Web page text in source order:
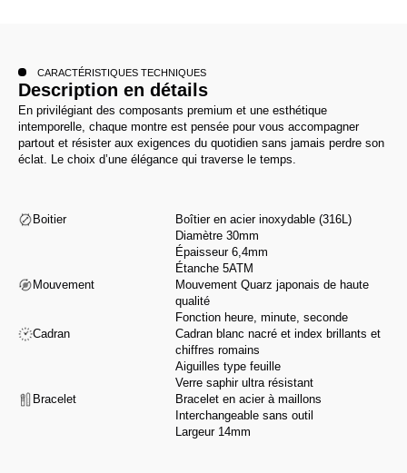
CARACTÉRISTIQUES TECHNIQUES
Description en détails
En privilégiant des composants premium et une esthétique
intemporelle, chaque montre est pensée pour vous accompagner
partout et résister aux exigences du quotidien sans jamais perdre son
éclat. Le choix d’une élégance qui traverse le temps.
Boitier
Boîtier en acier inoxydable (316L)
Diamètre 30mm
Épaisseur 6,4mm
Étanche 5ATM
Mouvement
Mouvement Quarz japonais de haute
qualité
Fonction heure, minute, seconde
Cadran
Cadran blanc nacré et index brillants et
chiffres romains
Aiguilles type feuille
Verre saphir ultra résistant
Bracelet
Bracelet en acier à maillons
Interchangeable sans outil
Largeur 14mm